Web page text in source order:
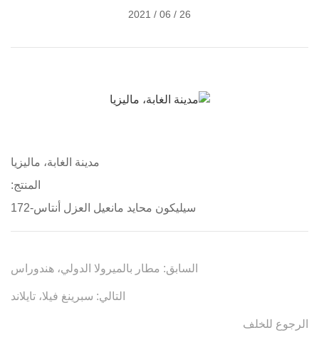
26 / 06 / 2021
مدينة الغابة، ماليزيا
المنتج:
سيليكون محايد مانعيل العزل أنتاس-172
السابق: مطار بالميرولا الدولي، هندوراس
التالي: سبرينغ فيلا، تايلاند
الرجوع للخلف